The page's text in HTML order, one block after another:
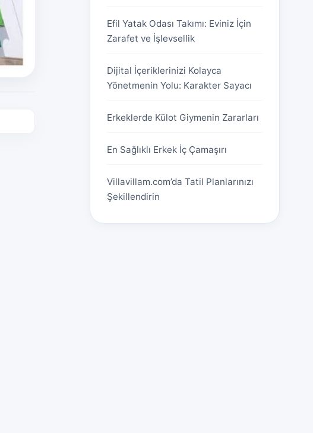
Efil Yatak Odası Takımı: Eviniz İçin
Zarafet ve İşlevsellik
Dijital İçeriklerinizi Kolayca
Yönetmenin Yolu: Karakter Sayacı
Erkeklerde Külot Giymenin Zararları
En Sağlıklı Erkek İç Çamaşırı
Villavillam.com’da Tatil Planlarınızı
Şekillendirin